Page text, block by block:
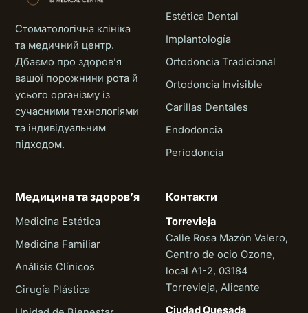
Стоматологічна клініка
та медичний центр.
Дбаємо про здоровʼя
вашої порожнини рота й
усього організму із
сучасними технологіями
та індивідуальним
підходом.
Estética Dental
Implantología
Ortodoncia Tradicional
Ortodoncia Invisible
Carillas Dentales
Endodoncia
Periodoncia
Медицина та здоровʼя
Medicina Estética
Medicina Familiar
Análisis Clínicos
Cirugía Plástica
Контакти
Torrevieja
Calle Rosa Mazón Valero,
Centro de ocio Ozone,
local A1-2, 03184
Torrevieja, Alicante
Ciudad Quesada